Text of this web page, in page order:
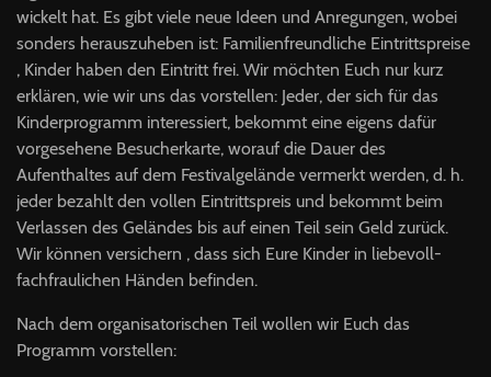
wickelt hat. Es gibt viele neue Ideen und Anregungen, wobei
sonders herauszuheben ist: Fami­lienfreundliche Eintrittspreise
, Kinder haben den Eintritt frei. Wir möchten Euch nur kurz
erklä­ren, wie wir uns das vorstellen: Jeder, der sich für das
Kinderpro­gramm interessiert, bekommt eine eigens dafür
vorgesehene Besu­cherkarte, worauf die Dauer des
Aufenthaltes auf dem Festivalge­lände vermerkt werden, d. h.
jeder bezahlt den vollen Eintrittspreis und bekommt beim
Verlassen des Geländes bis auf einen Teil sein Geld zurück.
Wir können versichern , dass sich Eure Kinder in liebevoll-
fachfraulichen Händen befinden.
Nach dem organisatorischen Teil wollen wir Euch das
Programm vorstellen: